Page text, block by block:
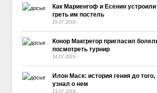
Как Мариенгоф и Есенин
греть им постель
15.07.2019 -
Конор Макгрегор пригласил
посмотреть турнир
14.07.2019 -
Илон Маск: история гения до того,
узнал о нем
13.07.2019 -